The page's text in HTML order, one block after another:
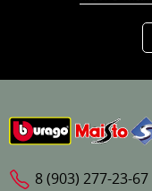
8 (903) 277-23-67